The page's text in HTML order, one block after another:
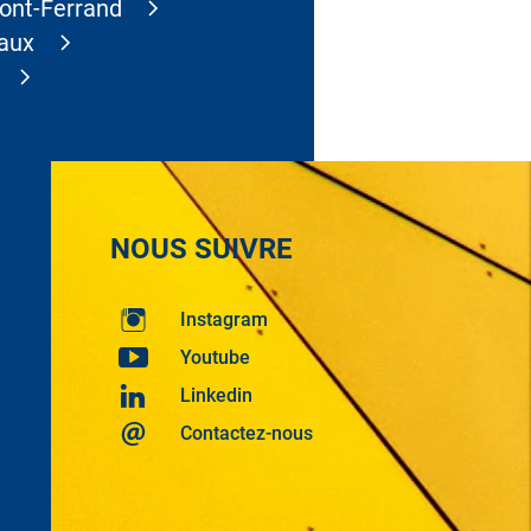
Ferrand
NOUS SUIVRE
Instagram
Youtube
Linkedin
Contactez-nous